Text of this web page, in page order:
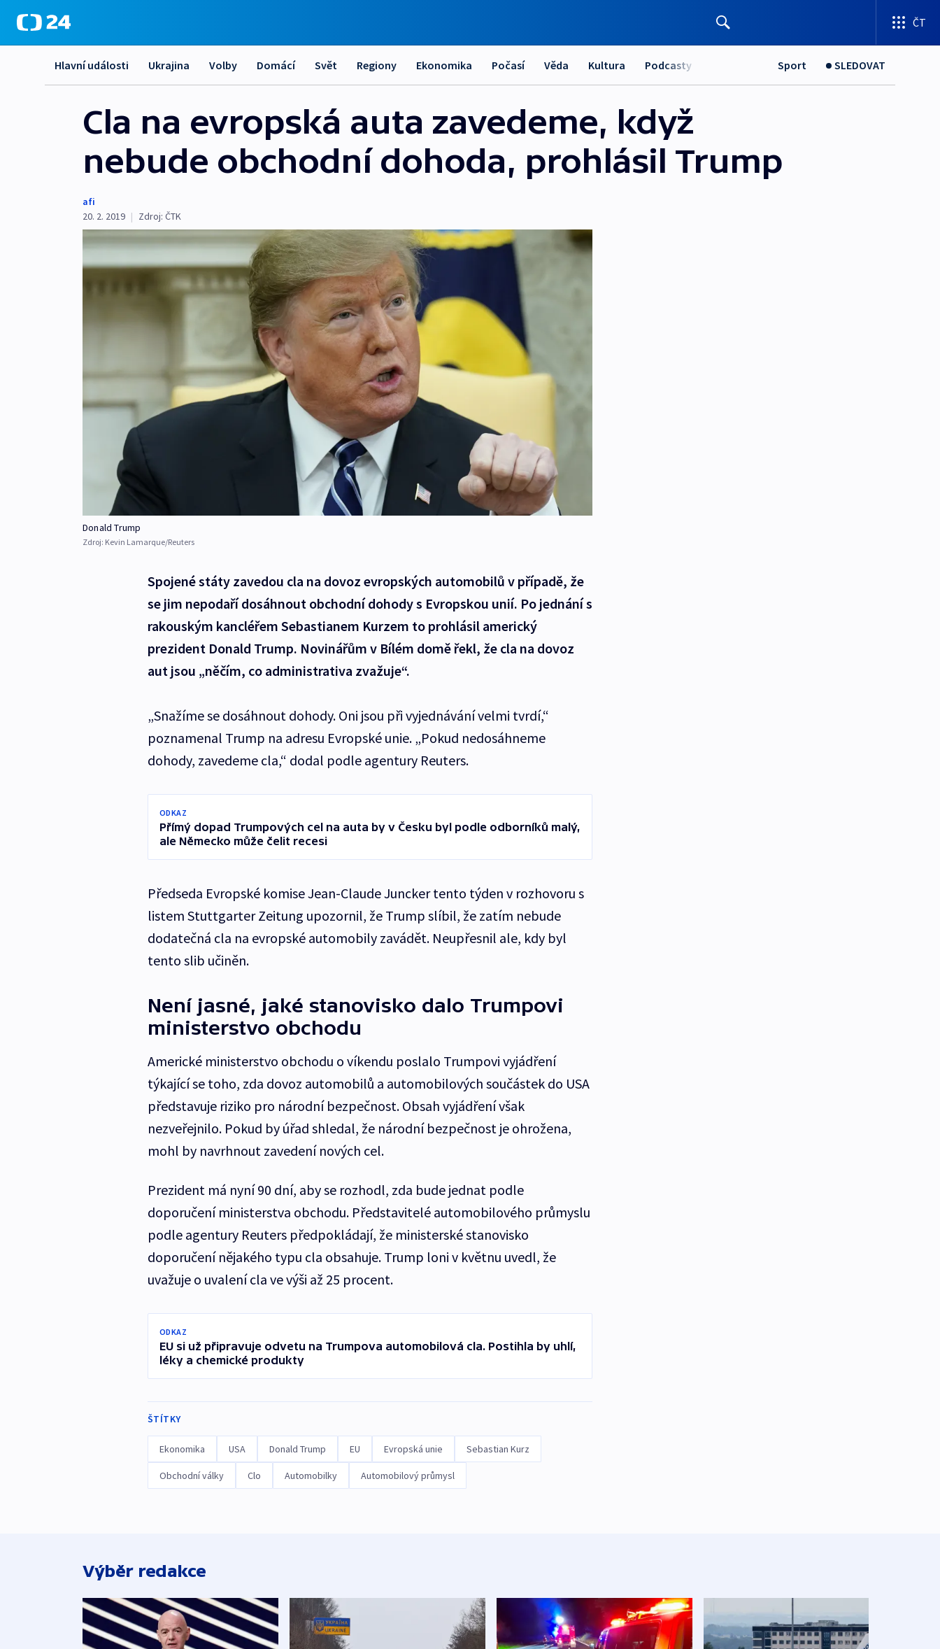
ČT
Hlavní události Ukrajina Volby Domácí Svět Regiony Ekonomika Počasí Věda Kultura Podcasty Sport SLEDOVAT
Cla na evropská auta zavedeme, když
nebude obchodní dohoda, prohlásil Trump
afi
20. 2. 2019 | Zdroj: ČTK
Donald Trump
Zdroj: Kevin Lamarque/Reuters
Spojené státy zavedou cla na dovoz evropských automobilů v případě, že
se jim nepodaří dosáhnout obchodní dohody s Evropskou unií. Po jednání s
rakouským kancléřem Sebastianem Kurzem to prohlásil americký
prezident Donald Trump. Novinářům v Bílém domě řekl, že cla na dovoz
aut jsou „něčím, co administrativa zvažuje“.
„Snažíme se dosáhnout dohody. Oni jsou při vyjednávání velmi tvrdí,“
poznamenal Trump na adresu Evropské unie. „Pokud nedosáhneme
dohody, zavedeme cla,“ dodal podle agentury Reuters.
ODKAZ
Přímý dopad Trumpových cel na auta by v Česku byl podle odborníků malý,
ale Německo může čelit recesi
Předseda Evropské komise Jean-Claude Juncker tento týden v rozhovoru s
listem Stuttgarter Zeitung upozornil, že Trump slíbil, že zatím nebude
dodatečná cla na evropské automobily zavádět. Neupřesnil ale, kdy byl
tento slib učiněn.
Není jasné, jaké stanovisko dalo Trumpovi
ministerstvo obchodu
Americké ministerstvo obchodu o víkendu poslalo Trumpovi vyjádření
týkající se toho, zda dovoz automobilů a automobilových součástek do USA
představuje riziko pro národní bezpečnost. Obsah vyjádření však
nezveřejnilo. Pokud by úřad shledal, že národní bezpečnost je ohrožena,
mohl by navrhnout zavedení nových cel.
Prezident má nyní 90 dní, aby se rozhodl, zda bude jednat podle
doporučení ministerstva obchodu. Představitelé automobilového průmyslu
podle agentury Reuters předpokládají, že ministerské stanovisko
doporučení nějakého typu cla obsahuje. Trump loni v květnu uvedl, že
uvažuje o uvalení cla ve výši až 25 procent.
ODKAZ
EU si už připravuje odvetu na Trumpova automobilová cla. Postihla by uhlí,
léky a chemické produkty
ŠTÍTKY
Ekonomika USA Donald Trump EU Evropská unie Sebastian Kurz
Obchodní války Clo Automobilky Automobilový průmysl
Výběr redakce